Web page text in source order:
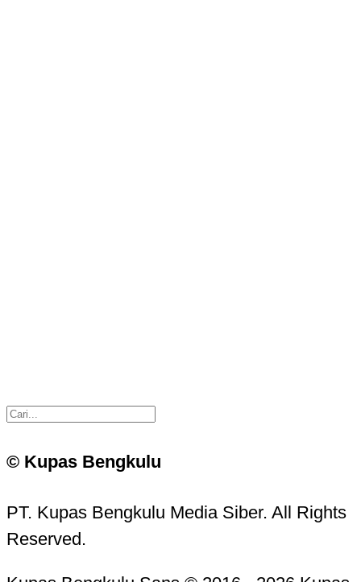
© Kupas Bengkulu
PT. Kupas Bengkulu Media Siber. All Rights
Reserved.